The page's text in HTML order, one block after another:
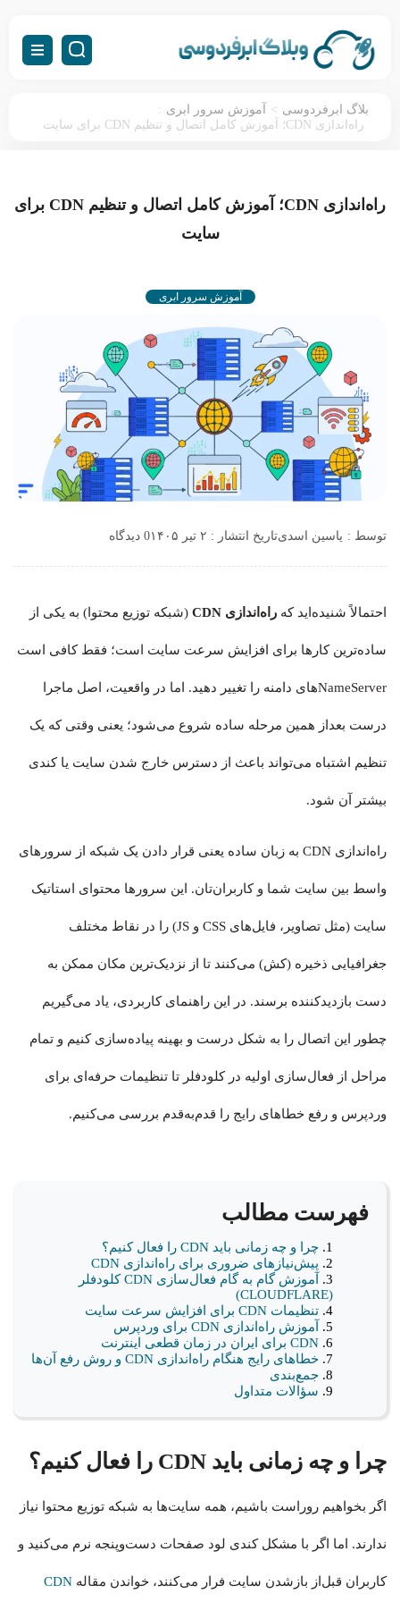
بلاگ ابرفردوسی > آموزش سرور ابری :
راه‌اندازی CDN؛ آموزش کامل اتصال و تنظیم CDN برای سایت
راه‌اندازی CDN؛ آموزش کامل اتصال و تنظیم CDN برای
سایت
آموزش سرور ابری
توسط : یاسین اسدیتاریخ انتشار : ۲ تیر ۱۴۰۵ 0 دیدگاه
احتمالاً شنیده‌اید که راه‌اندازی CDN (شبکه توزیع محتوا) به یکی از
ساده‌ترین کارها برای افزایش سرعت سایت است؛ فقط کافی است
NameServerهای دامنه را تغییر دهید. اما در واقعیت، اصل ماجرا
درست بعداز همین مرحله ساده شروع می‌شود؛ یعنی وقتی که یک
تنظیم اشتباه می‌تواند باعث از دسترس خارج شدن سایت یا کندی
بیشتر آن شود.
راه‌اندازی CDN به زبان ساده یعنی قرار دادن یک شبکه از سرورهای
واسط بین سایت شما و کاربران‌تان. این سرورها محتوای استاتیک
سایت (مثل تصاویر، فایل‌های CSS و JS) را در نقاط مختلف
جغرافیایی ذخیره (کش) می‌کنند تا از نزدیک‌ترین مکان ممکن به
دست بازدیدکننده برسند. در این راهنمای کاربردی، یاد می‌گیریم
چطور این اتصال را به شکل درست و بهینه پیاده‌سازی کنیم و تمام
مراحل از فعال‌سازی اولیه در کلودفلر تا تنظیمات حرفه‌ای برای
وردپرس و رفع خطاهای رایج را قدم‌به‌قدم بررسی می‌کنیم.
فهرست مطالب
چرا و چه زمانی باید CDN را فعال کنیم؟
پیش‌نیازهای ضروری برای راه‌اندازی CDN
آموزش گام به گام فعال‌سازی CDN کلودفلر
(CLOUDFLARE)
تنظیمات CDN برای افزایش سرعت سایت
آموزش راه‌اندازی CDN برای وردپرس
CDN برای ایران در زمان قطعی اینترنت
خطاهای رایج هنگام راه‌اندازی CDN و روش رفع آن‌ها
جمع‌بندی
سؤالات متداول
چرا و چه زمانی باید CDN را فعال کنیم؟
اگر بخواهیم روراست باشیم، همه سایت‌ها به شبکه توزیع محتوا نیاز
ندارند. اما اگر با مشکل کندی لود صفحات دست‌وپنجه نرم می‌کنید و
کاربران قبل‌از بازشدن سایت فرار می‌کنند، خواندن مقاله CDN